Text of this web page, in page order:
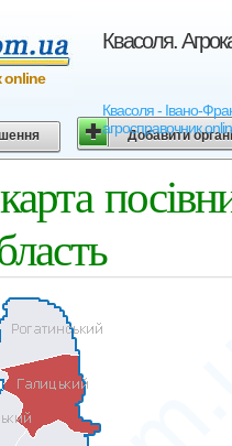
Квасоля.
Квасоля - Івано-
агросправочник
online
Добавити